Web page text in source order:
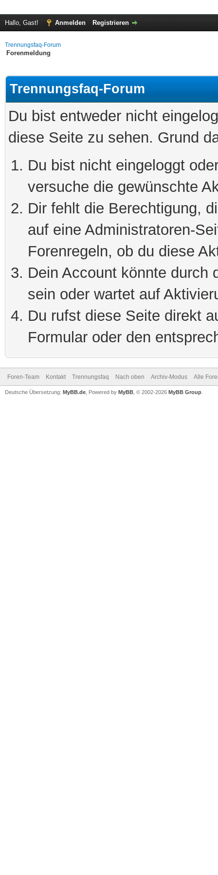
Hallo, Gast! Anmelden Registrieren
Trennungsfaq-Forum
Forenmeldung
Trennungsfaq-Forum
Du bist entweder nicht
diese Seite zu sehen. Grund
Du bist nicht eingeloggt
versuche die gewünschte
Dir fehlt die Berechtigung,
auf eine Administratoren-
Forenregeln, ob du diese
Dein Account könnte durch
sein oder wartet auf
Du rufst diese Seite direkt
Formular oder den
Foren-Team Kontakt Trennungsfaq Nach oben Archiv-Modus Alle
Deutsche Übersetzung: MyBB.de , Powered by MyBB , © 2002-2026 MyBB Group